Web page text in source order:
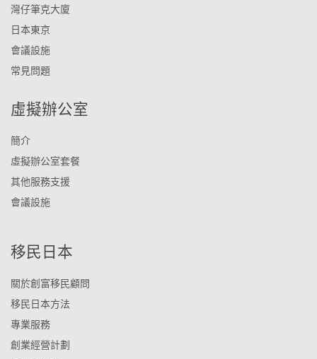
灣仔筆克大廈
日本東京
會議設施
常見問題
虛擬辦公室
簡介
虛擬辦公室套餐
其他服務支援
會議設施
移民日本
關於創富移民顧問
移民日本方法
專業服務
創業經營計劃